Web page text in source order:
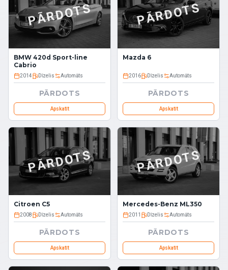
PĀRDOTS
BMW 420d Sport-line
Cabrio
2014 Dīzelis Automāts
PĀRDOTS
Apskatīt
PĀRDOTS
Mazda 6
2016 Dīzelis Automāts
PĀRDOTS
Apskatīt
PĀRDOTS
Citroen C5
2008 Dīzelis Automāts
PĀRDOTS
Apskatīt
PĀRDOTS
Mercedes-Benz ML350
2011 Dīzelis Automāts
PĀRDOTS
Apskatīt